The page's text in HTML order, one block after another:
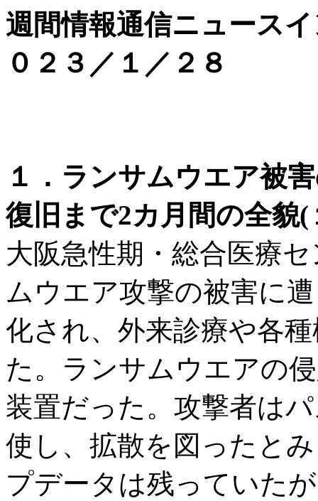
週間情報通信ニュース
０２３／１／２８
１．ランサムウエア被
復旧まで2カ月間の全
大阪急性期・総合医療
ムウエア攻撃の被害に
化され、外来診療や各
た。ランサムウエアの
装置だった。攻撃者は
使し、拡散を図ったと
プデータは残っていた